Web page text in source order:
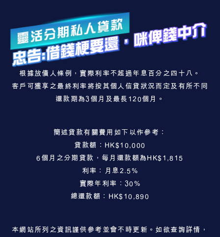
根據放債人條例，實際利率不超過年息百分之四十八。
客戶可獲享之最終利率將按其個人信貸狀況而定及有所不同
還款期為3個月及最長120個月。
簡述貸款有關費用如下以作參考：
貸款額：HK$10,000
6個月之分期貸款，每月還款額為HK$1,815
利率：月息2.5%
實際年利率：30%
總還款額：HK$10,890
本網站所列之資訊謹供參考並會不時更新。如欲查詢詳情，